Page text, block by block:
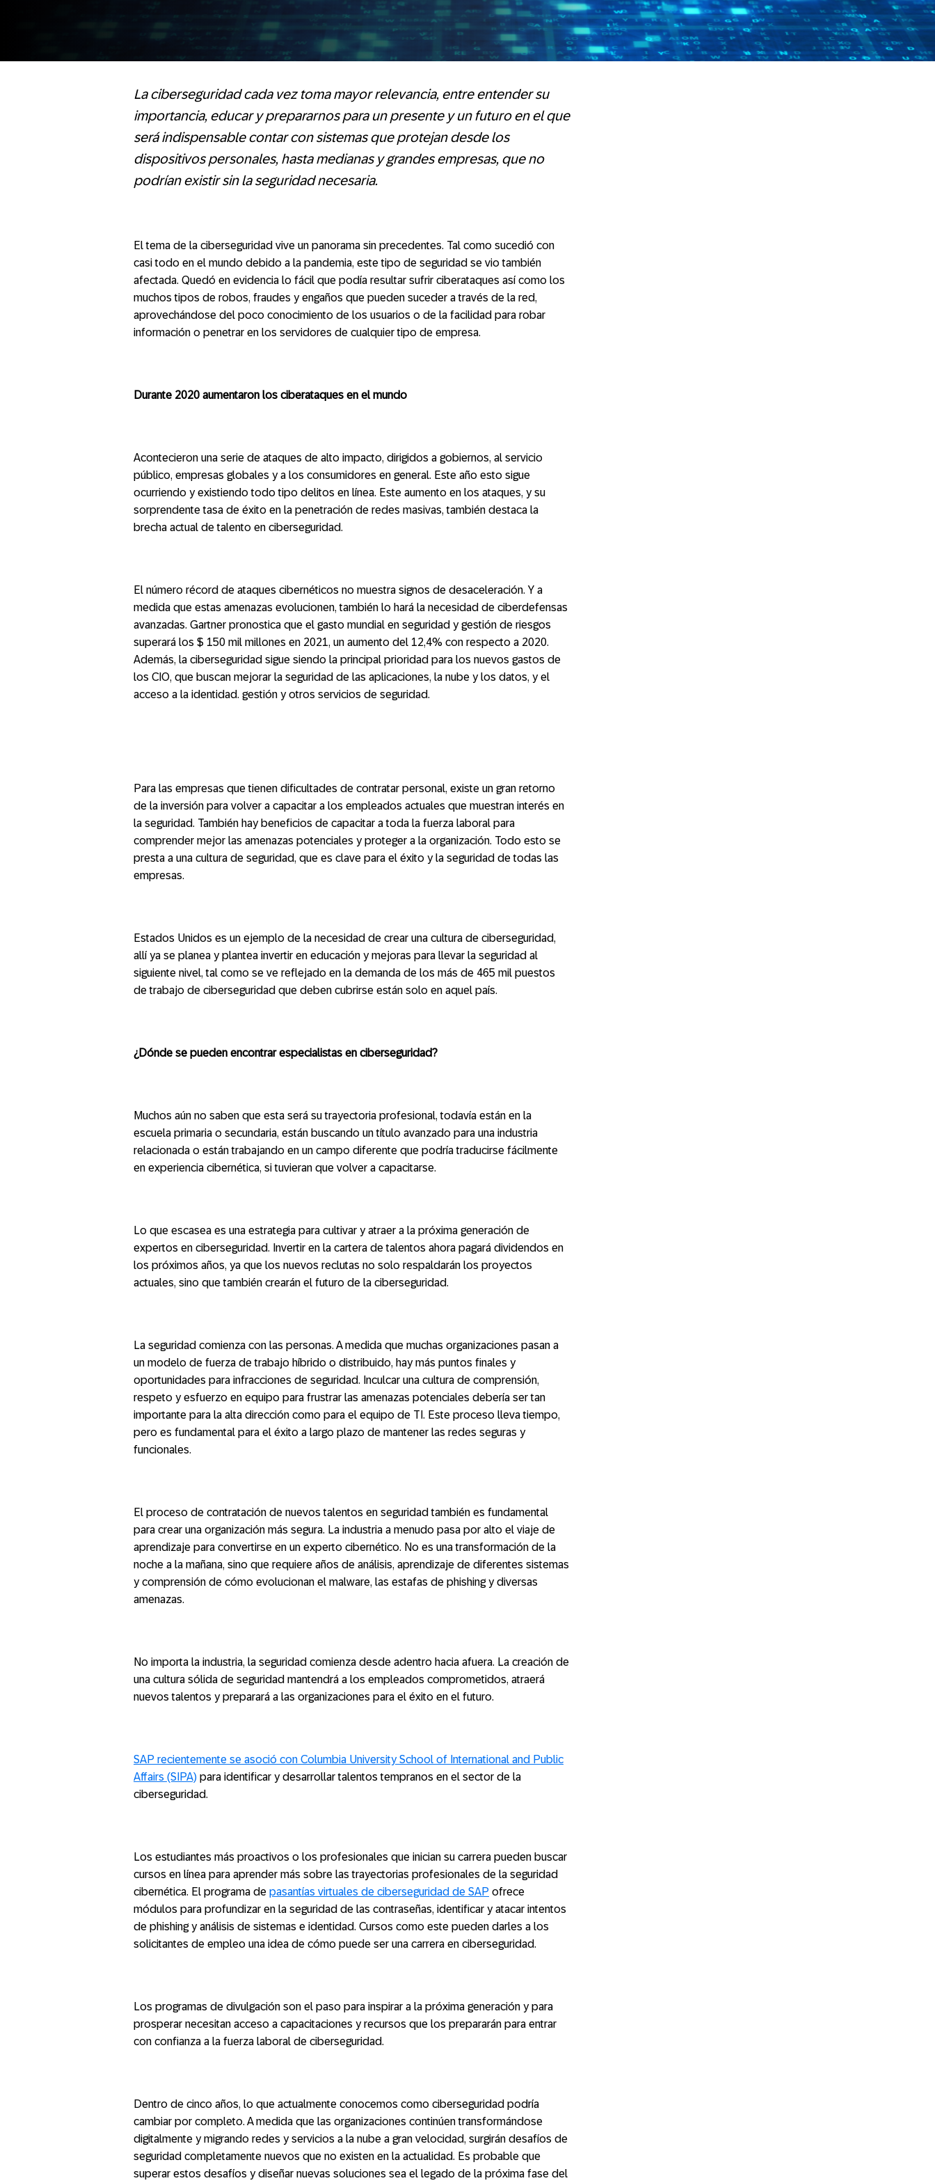
La ciberseguridad cada vez toma mayor relevancia, entre entender su
importancia, educar y prepararnos para un presente y un futuro en el que
será indispensable contar con sistemas que protejan desde los
dispositivos personales, hasta medianas y grandes empresas, que no
podrían existir sin la seguridad necesaria.
El tema de la ciberseguridad vive un panorama sin precedentes. Tal como sucedió con
casi todo en el mundo debido a la pandemia, este tipo de seguridad se vio también
afectada. Quedó en evidencia lo fácil que podía resultar sufrir ciberataques así como los
muchos tipos de robos, fraudes y engaños que pueden suceder a través de la red,
aprovechándose del poco conocimiento de los usuarios o de la facilidad para robar
información o penetrar en los servidores de cualquier tipo de empresa.
Durante 2020 aumentaron los ciberataques en el mundo
Acontecieron una serie de ataques de alto impacto, dirigidos a gobiernos, al servicio
público, empresas globales y a los consumidores en general. Este año esto sigue
ocurriendo y existiendo todo tipo delitos en línea. Este aumento en los ataques, y su
sorprendente tasa de éxito en la penetración de redes masivas, también destaca la
brecha actual de talento en ciberseguridad.
El número récord de ataques cibernéticos no muestra signos de desaceleración. Y a
medida que estas amenazas evolucionen, también lo hará la necesidad de ciberdefensas
avanzadas. Gartner pronostica que el gasto mundial en seguridad y gestión de riesgos
superará los $ 150 mil millones en 2021, un aumento del 12,4% con respecto a 2020.
Además, la ciberseguridad sigue siendo la principal prioridad para los nuevos gastos de
los CIO, que buscan mejorar la seguridad de las aplicaciones, la nube y los datos, y el
acceso a la identidad. gestión y otros servicios de seguridad.
Para las empresas que tienen dificultades de contratar personal, existe un gran retorno
de la inversión para volver a capacitar a los empleados actuales que muestran interés en
la seguridad. También hay beneficios de capacitar a toda la fuerza laboral para
comprender mejor las amenazas potenciales y proteger a la organización. Todo esto se
presta a una cultura de seguridad, que es clave para el éxito y la seguridad de todas las
empresas.
Estados Unidos es un ejemplo de la necesidad de crear una cultura de ciberseguridad,
allí ya se planea y plantea invertir en educación y mejoras para llevar la seguridad al
siguiente nivel, tal como se ve reflejado en la demanda de los más de 465 mil puestos
de trabajo de ciberseguridad que deben cubrirse están solo en aquel país.
¿Dónde se pueden encontrar especialistas en ciberseguridad?
Muchos aún no saben que esta será su trayectoria profesional, todavía están en la
escuela primaria o secundaria, están buscando un título avanzado para una industria
relacionada o están trabajando en un campo diferente que podría traducirse fácilmente
en experiencia cibernética, si tuvieran que volver a capacitarse.
Lo que escasea es una estrategia para cultivar y atraer a la próxima generación de
expertos en ciberseguridad. Invertir en la cartera de talentos ahora pagará dividendos en
los próximos años, ya que los nuevos reclutas no solo respaldarán los proyectos
actuales, sino que también crearán el futuro de la ciberseguridad.
La seguridad comienza con las personas. A medida que muchas organizaciones pasan a
un modelo de fuerza de trabajo híbrido o distribuido, hay más puntos finales y
oportunidades para infracciones de seguridad. Inculcar una cultura de comprensión,
respeto y esfuerzo en equipo para frustrar las amenazas potenciales debería ser tan
importante para la alta dirección como para el equipo de TI. Este proceso lleva tiempo,
pero es fundamental para el éxito a largo plazo de mantener las redes seguras y
funcionales.
El proceso de contratación de nuevos talentos en seguridad también es fundamental
para crear una organización más segura. La industria a menudo pasa por alto el viaje de
aprendizaje para convertirse en un experto cibernético. No es una transformación de la
noche a la mañana, sino que requiere años de análisis, aprendizaje de diferentes sistemas
y comprensión de cómo evolucionan el malware, las estafas de phishing y diversas
amenazas.
No importa la industria, la seguridad comienza desde adentro hacia afuera. La creación de
una cultura sólida de seguridad mantendrá a los empleados comprometidos, atraerá
nuevos talentos y preparará a las organizaciones para el éxito en el futuro.
SAP recientemente se asoció con Columbia University School of International and Public
Affairs (SIPA) para identificar y desarrollar talentos tempranos en el sector de la
ciberseguridad.
Los estudiantes más proactivos o los profesionales que inician su carrera pueden buscar
cursos en línea para aprender más sobre las trayectorias profesionales de la seguridad
cibernética. El programa de pasantías virtuales de ciberseguridad de SAP ofrece
módulos para profundizar en la seguridad de las contraseñas, identificar y atacar intentos
de phishing y análisis de sistemas e identidad. Cursos como este pueden darles a los
solicitantes de empleo una idea de cómo puede ser una carrera en ciberseguridad.
Los programas de divulgación son el paso para inspirar a la próxima generación y para
prosperar necesitan acceso a capacitaciones y recursos que los prepararán para entrar
con confianza a la fuerza laboral de ciberseguridad.
Dentro de cinco años, lo que actualmente conocemos como ciberseguridad podría
cambiar por completo. A medida que las organizaciones continúen transformándose
digitalmente y migrando redes y servicios a la nube a gran velocidad, surgirán desafíos de
seguridad completamente nuevos que no existen en la actualidad. Es probable que
superar estos desafíos y diseñar nuevas soluciones sea el legado de la próxima fase del